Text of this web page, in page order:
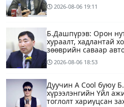
2026-08-06 19:11
Б.Дашпүрэв: Орон
хураалт, хадлантай
зөөврийн саваар
2026-08-06 18:53
Дуучин A Cool буюу
хүрээлэнгийн Үйл
тоглолт хариуцсан